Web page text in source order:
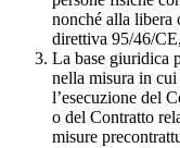
nonché alla libera
direttiva 95/46/
La base giuridica
nella misura in cui
l’esecuzione del
o del Contratto
misure